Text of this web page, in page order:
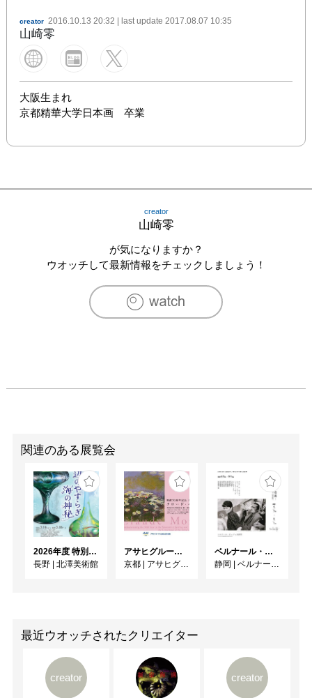
creator 2016.10.13 20:32 | last update 2017.08.07 10:35
山崎零
大阪生まれ
京都精華大学日本画　卒業
creator
山崎零
が気になりますか？
ウオッチして最新情報をチェックしましょう！
関連のある展覧会
2026年度 特別展「ガレとドーム、アール･ヌーヴォーのガラス 水辺のやすらぎ、海の神秘」
長野 | 北澤美術館
アサヒグループ大山崎山荘美術館 開館30周年記念展「没後100年 クロード・モネ」
京都 | アサヒグループ大山崎山荘美術館
ベルナール・ビュフェと写真 ーカメラがとらえたビュフェとその時代、そして21 世紀へ
静岡 | ベルナール・ビュフェ美術館
最近ウオッチされたクリエイター
creator creator